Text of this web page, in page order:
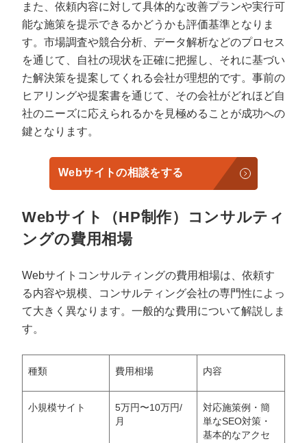
また、依頼内容に対して具体的な改善プランや実行可
能な施策を提示できるかどうかも評価基準となりま
す。市場調査や競合分析、データ解析などのプロセス
を通じて、自社の現状を正確に把握し、それに基づい
た解決策を提案してくれる会社が理想的です。事前の
ヒアリングや提案書を通じて、その会社がどれほど自
社のニーズに応えられるかを見極めることが成功への
鍵となります。
Webサイトの相談をする
Webサイト（HP制作）コンサルティ
ングの費用相場
Webサイトコンサルティングの費用相場は、依頼す
る内容や規模、コンサルティング会社の専門性によっ
て大きく異なります。一般的な費用について解説しま
す。
種類 費用相場 内容
小規模サイト
5万円〜10万円/
月
対応施策例・簡
単なSEO対策・
基本的なアクセ